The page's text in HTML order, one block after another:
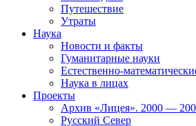
Путешествие
Утраты
Наука
Новости и факты
Гуманитарные науки
Естественно-
Наука в лицах
Проекты
Архив «Лицея». 2000 —
Русский Север